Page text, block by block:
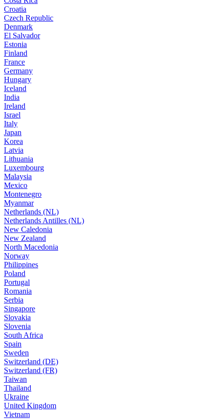
Croatia
Czech Republic
Denmark
El Salvador
Estonia
Finland
France
Germany
Hungary
Iceland
India
Ireland
Israel
Italy
Japan
Korea
Latvia
Lithuania
Luxembourg
Malaysia
Mexico
Montenegro
Myanmar
Netherlands (NL)
Netherlands Antilles (NL)
New Caledonia
New Zealand
North Macedonia
Norway
Philippines
Poland
Portugal
Romania
Serbia
Singapore
Slovakia
Slovenia
South Africa
Spain
Sweden
Switzerland (DE)
Switzerland (FR)
Taiwan
Thailand
Ukraine
United Kingdom
Vietnam